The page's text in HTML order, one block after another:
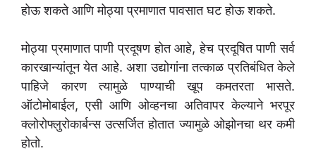
होऊ शकते आणि मोठ्या प्रमाणात पावसात घट होऊ शकते.
मोठ्या प्रमाणात पाणी प्रदूषण होत आहे, हेच प्रदूषित पाणी सर्व
कारखान्यांतून येत आहे. अशा उद्योगांना तत्काळ प्रतिबंधित केले
पाहिजे कारण त्यामुळे पाण्याची खूप कमतरता भासते.
ऑटोमोबाईल, एसी आणि ओव्हनचा अतिवापर केल्याने भरपूर
क्लोरोफ्लुरोकार्बन्स उत्सर्जित होतात ज्यामुळे ओझोनचा थर कमी
होतो.